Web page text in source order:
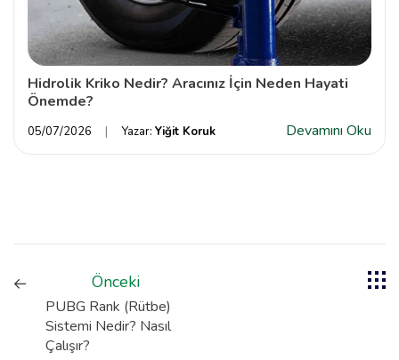
Hidrolik Kriko Nedir? Aracınız İçin Neden Hayati
Önemde?
05/07/2026 Yazar: Yiğit Koruk Devamını Oku
Önceki
PUBG Rank (Rütbe)
Sistemi Nedir? Nasıl
Çalışır?